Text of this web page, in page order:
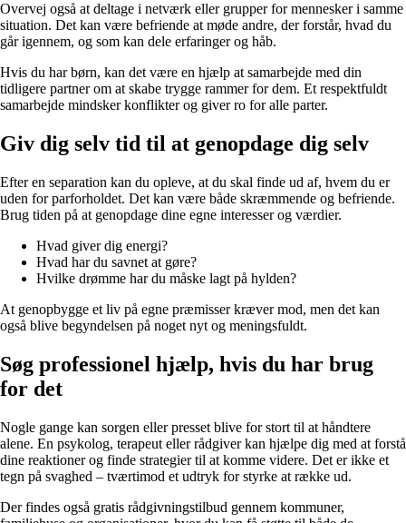
Overvej også at deltage i netværk eller grupper for mennesker i samme
situation. Det kan være befriende at møde andre, der forstår, hvad du
går igennem, og som kan dele erfaringer og håb.
Hvis du har børn, kan det være en hjælp at samarbejde med din
tidligere partner om at skabe trygge rammer for dem. Et respektfuldt
samarbejde mindsker konflikter og giver ro for alle parter.
Giv dig selv tid til at genopdage dig selv
Efter en separation kan du opleve, at du skal finde ud af, hvem du er
uden for parforholdet. Det kan være både skræmmende og befriende.
Brug tiden på at genopdage dine egne interesser og værdier.
Hvad giver dig energi?
Hvad har du savnet at gøre?
Hvilke drømme har du måske lagt på hylden?
At genopbygge et liv på egne præmisser kræver mod, men det kan
også blive begyndelsen på noget nyt og meningsfuldt.
Søg professionel hjælp, hvis du har brug
for det
Nogle gange kan sorgen eller presset blive for stort til at håndtere
alene. En psykolog, terapeut eller rådgiver kan hjælpe dig med at forstå
dine reaktioner og finde strategier til at komme videre. Det er ikke et
tegn på svaghed – tværtimod et udtryk for styrke at række ud.
Der findes også gratis rådgivningstilbud gennem kommuner,